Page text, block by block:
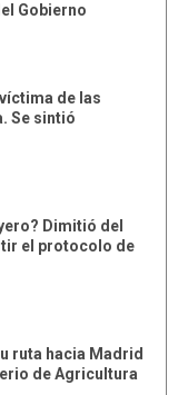
Gobierno
de las
Se sintió
Dimitió del
el protocolo de
ruta hacia Madrid
de Agricultura